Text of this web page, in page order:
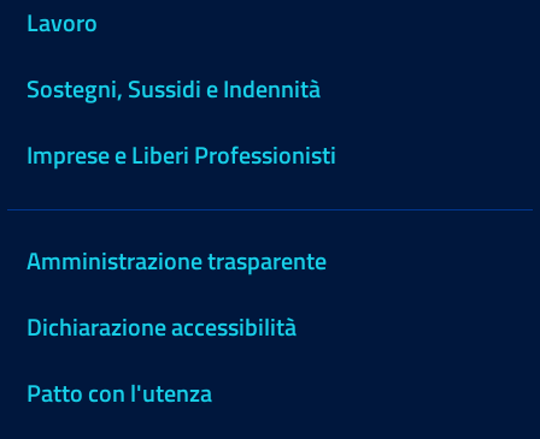
Lavoro
Sostegni, Sussidi e Indennità
Imprese e Liberi Professionisti
Amministrazione trasparente
Dichiarazione accessibilità
Patto con l'utenza